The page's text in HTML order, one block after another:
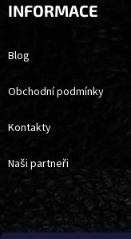
INFORMACE
Blog
Obchodní podmínky
Kontakty
Naši partneři